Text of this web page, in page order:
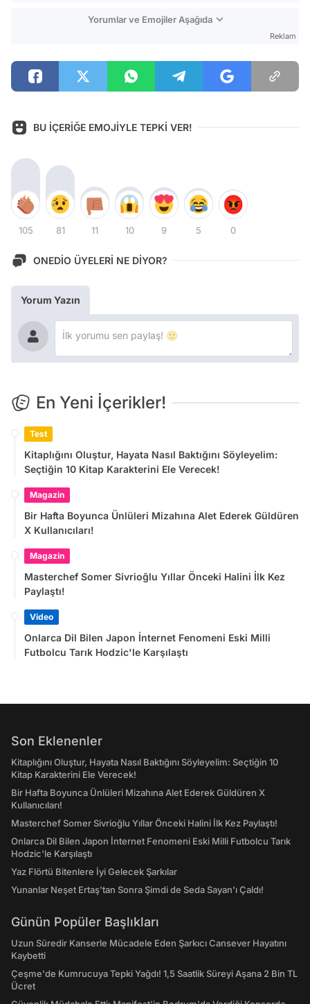
Yorumlar ve Emojiler Aşağıda
Reklam
BU İÇERİĞE EMOJİYLE TEPKİ VER!
105 81 11 10 9 5 0
ONEDİO ÜYELERİ NE DİYOR?
Yorum Yazın
En Yeni İçerikler!
Test
Kitaplığını Oluştur, Hayata Nasıl Baktığını Söyleyelim:
Seçtiğin 10 Kitap Karakterini Ele Verecek!
Magazin
Bir Hafta Boyunca Ünlüleri Mizahına Alet Ederek Güldüren
X Kullanıcıları!
Magazin
Masterchef Somer Sivrioğlu Yıllar Önceki Halini İlk Kez
Paylaştı!
Video
Onlarca Dil Bilen Japon İnternet Fenomeni Eski Milli
Futbolcu Tarık Hodzic'le Karşılaştı
Son Eklenenler
Kitaplığını Oluştur, Hayata Nasıl Baktığını Söyleyelim: Seçtiğin 10
Kitap Karakterini Ele Verecek!
Bir Hafta Boyunca Ünlüleri Mizahına Alet Ederek Güldüren X
Kullanıcıları!
Masterchef Somer Sivrioğlu Yıllar Önceki Halini İlk Kez Paylaştı!
Onlarca Dil Bilen Japon İnternet Fenomeni Eski Milli Futbolcu Tarık
Hodzic'le Karşılaştı
Yaz Flörtü Bitenlere İyi Gelecek Şarkılar
Yunanlar Neşet Ertaş'tan Sonra Şimdi de Seda Sayan'ı Çaldı!
Günün Popüler Başlıkları
Uzun Süredir Kanserle Mücadele Eden Şarkıcı Cansever Hayatını
Kaybetti
Çeşme'de Kumrucuya Tepki Yağdı! 1,5 Saatlik Süreyi Aşana 2 Bin TL
Ücret